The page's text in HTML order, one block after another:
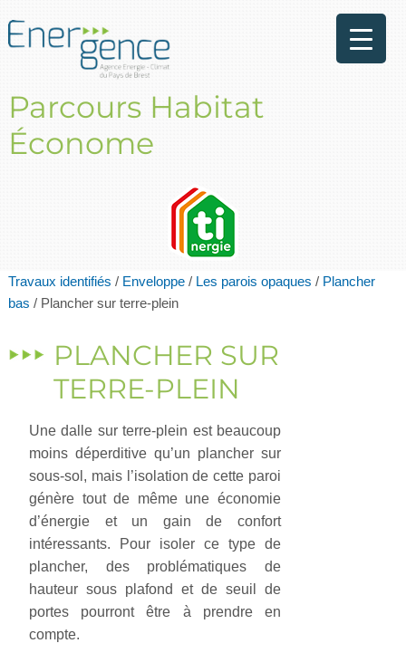
Parcours Habitat
Économe
Travaux identifiés / Enveloppe/ Les parois opaques / Plancher
bas / Plancher sur terre-plein
PLANCHER SUR
TERRE-PLEIN
Une dalle sur terre-plein est beaucoup
moins déperditive qu’un plancher sur
sous-sol, mais l’isolation de cette paroi
génère tout de même une économie
d’énergie et un gain de confort
intéressants. Pour isoler ce type de
plancher, des problématiques de
hauteur sous plafond et de seuil de
portes pourront être à prendre en
compte.